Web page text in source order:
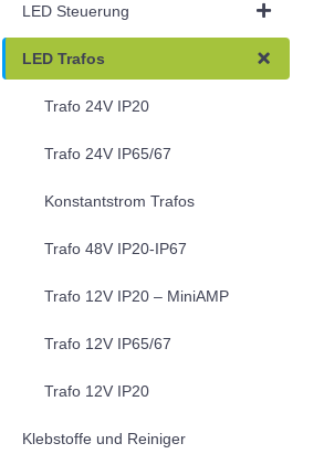
LED Steuerung
LED Trafos
Trafo 24V IP20
Trafo 24V IP65/67
Konstantstrom Trafos
Trafo 48V IP20-IP67
Trafo 12V IP20 – MiniAMP
Trafo 12V IP65/67
Trafo 12V IP20
Klebstoffe und Reiniger